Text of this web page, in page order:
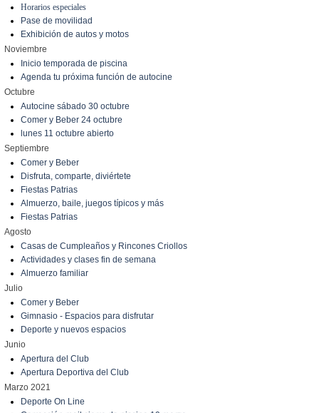
Horarios especiales
Pase de movilidad
Exhibición de autos y motos
Noviembre
Inicio temporada de piscina
Agenda tu próxima función de autocine
Octubre
Autocine sábado 30 octubre
Comer y Beber 24 octubre
lunes 11 octubre abierto
Septiembre
Comer y Beber
Disfruta, comparte, diviértete
Fiestas Patrias
Almuerzo, baile, juegos típicos y más
Fiestas Patrias
Agosto
Casas de Cumpleaños y Rincones Criollos
Actividades y clases fin de semana
Almuerzo familiar
Julio
Comer y Beber
Gimnasio - Espacios para disfrutar
Deporte y nuevos espacios
Junio
Apertura del Club
Apertura Deportiva del Club
Marzo 2021
Deporte On Line